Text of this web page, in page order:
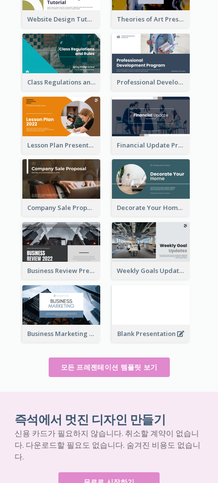
Website Design Tutorial Presentation Theories of Art Presentation
Class Regulations and Rules Presentation Professional Development Program Presentation
Lesson Plan Presentation Financial Update Presentation
Company Sale Proposal Decorate Your Home Presentation
Business Review Presentations Weekly Goals Updates Presentation
Business Marketing Presentation Blank Presentation
모든 프레젠테이션 템플릿 보기
즉석에서 멋진 디자인 만들기
신용 카드가 필요하지 않습니다. 취소할 계약이 없습니
다. 다운로드할 필요도 없습니다. 숨겨진 비용도 없습니
다.